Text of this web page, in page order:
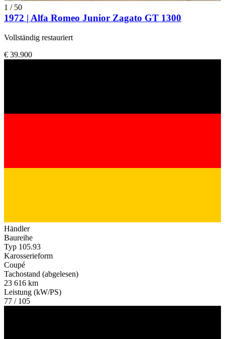
1 / 50
1972 | Alfa Romeo Junior Zagato GT 1300
Vollständig restauriert
€ 39.900
Händler
Baureihe
Typ 105.93
Karosserieform
Coupé
Tachostand (abgelesen)
23 616 km
Leistung (kW/PS)
77 / 105